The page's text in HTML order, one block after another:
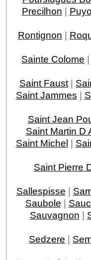
Precilhon |
Rontignon |
Sainte Colome |
Saint Faust |
Saint Jammes |
Saint Jean
Saint Martin D
Saint Michel |
Saint Pierre
Sallespisse |
Saubole |
Sauvagnon |
Sedzere |